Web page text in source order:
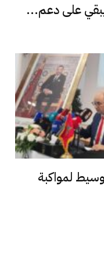
لمواكبة